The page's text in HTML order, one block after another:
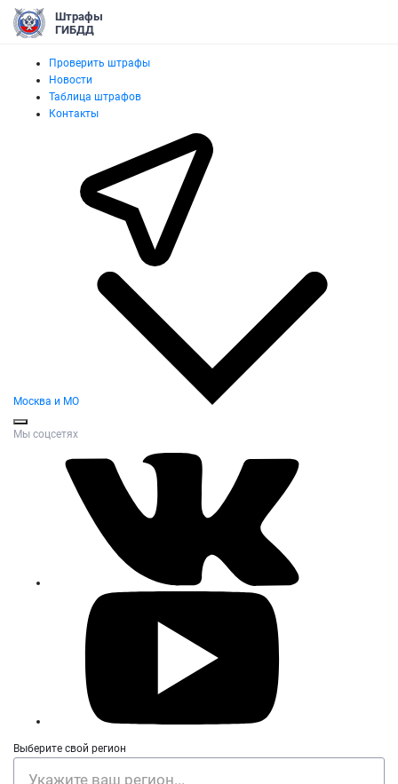
Штрафы
ГИБДД
Проверить штрафы
Новости
Таблица штрафов
Контакты
Москва и МО
Мы соцсетях
Выберите свой регион